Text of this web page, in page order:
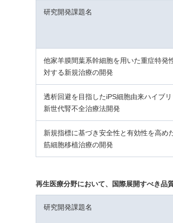
研究開発課題名
他家羊膜間葉系幹細胞を用いた重症特発
対する新規治療の開発
透析回避を目指したiPS細胞由来ハイブ
新世代腎不全治療法開発
新規指標に基づき安全性と有効性を高め
筋細胞移植治療の開発
再生医療分野において、国際展開すべき品
研究開発課題名